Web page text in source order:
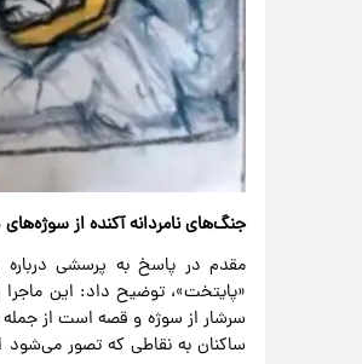
جنگ‌های نامردانه آکنده از
مقدم در پاسخ به پرسشی
«پایتخت»، توضیح داد: این
سرشار از سوژه و قصه است از جمله
ساکنان به نقاطی که تصور می‌شود